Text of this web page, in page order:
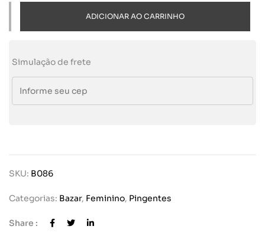
ADICIONAR AO CARRINHO
Simulação de frete
SKU: B086
Categorias: Bazar, Feminino, Pingentes
Share :